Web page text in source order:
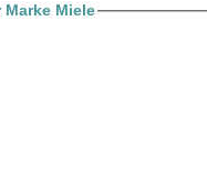
Miele